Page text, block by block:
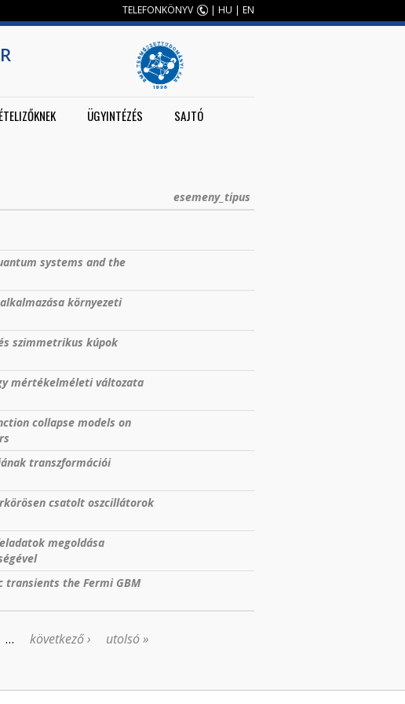
TELEFONKÖNYV | HU | EN
ÜGYINTÉZÉS SAJTÓ
esemeny_tipus
systems and the
környezeti
szimmetrikus kúpok
mértékelméleti változata
collapse models on
transzformációi
csatolt oszcillátorok
megoldása
transients the Fermi GBM
… következő › utolsó »